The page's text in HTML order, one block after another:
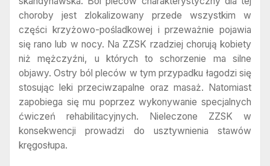
choroby jest zlokalizowany przede wszystkim w
części krzyżowo-pośladkowej i przeważnie pojawia
się rano lub w nocy. Na ZZSK rzadziej chorują kobiety
niż mężczyźni, u których to schorzenie ma silne
objawy. Ostry ból pleców w tym przypadku łagodzi się
stosując leki przeciwzapalne oraz masaż. Natomiast
zapobiega się mu poprzez wykonywanie specjalnych
ćwiczeń rehabilitacyjnych. Nieleczone ZZSK w
konsekwencji prowadzi do usztywnienia stawów
kręgosłupa.